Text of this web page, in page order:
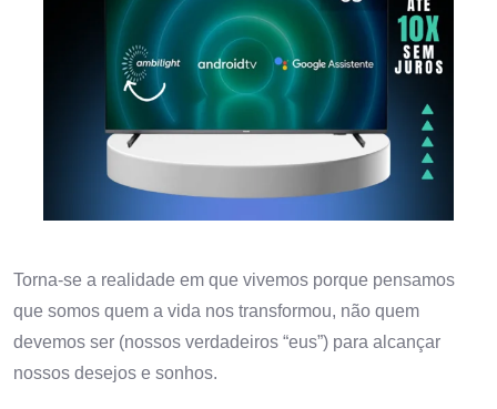
Torna-se a realidade em que vivemos porque pensamos
que somos quem a vida nos transformou, não quem
devemos ser (nossos verdadeiros “eus”) para alcançar
nossos desejos e sonhos.